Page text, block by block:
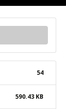
54
590.43 KB